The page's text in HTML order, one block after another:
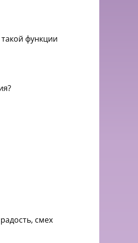
функции
смех